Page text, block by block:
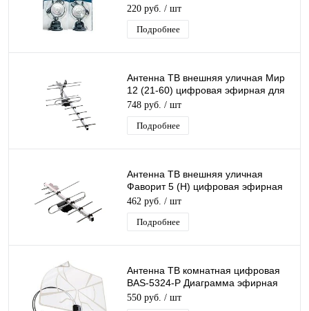
телевидения
220 руб. / шт
Подробнее
Антенна ТВ внешняя уличная Мир
12 (21-60) цифровая эфирная для
DVB-T2 телевидения наружная
748 руб. / шт
Подробнее
Антенна ТВ внешняя уличная
Фаворит 5 (Н) цифровая эфирная
для DVB-T2 телевидения наружная
Рэмо
462 руб. / шт
Подробнее
Антенна ТВ комнатная цифровая
BAS-5324-P Диаграмма эфирная
для DVB-T2 телевидения Рэмо
550 руб. / шт